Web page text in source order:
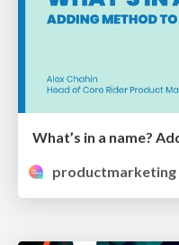
What’s in a name?
productmarketing